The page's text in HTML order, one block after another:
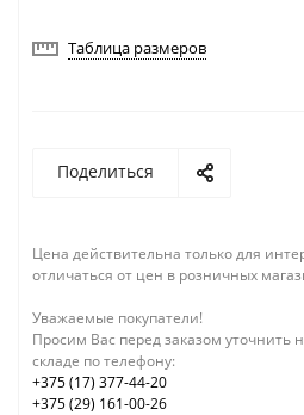
Таблица размеров
Поделиться
Цена действительна только для
отличаться от цен в розничных
Уважаемые покупатели!
Просим Вас перед заказом уточнить
складе по телефону:
+375 (17) 377-44-20
+375 (29) 161-00-26